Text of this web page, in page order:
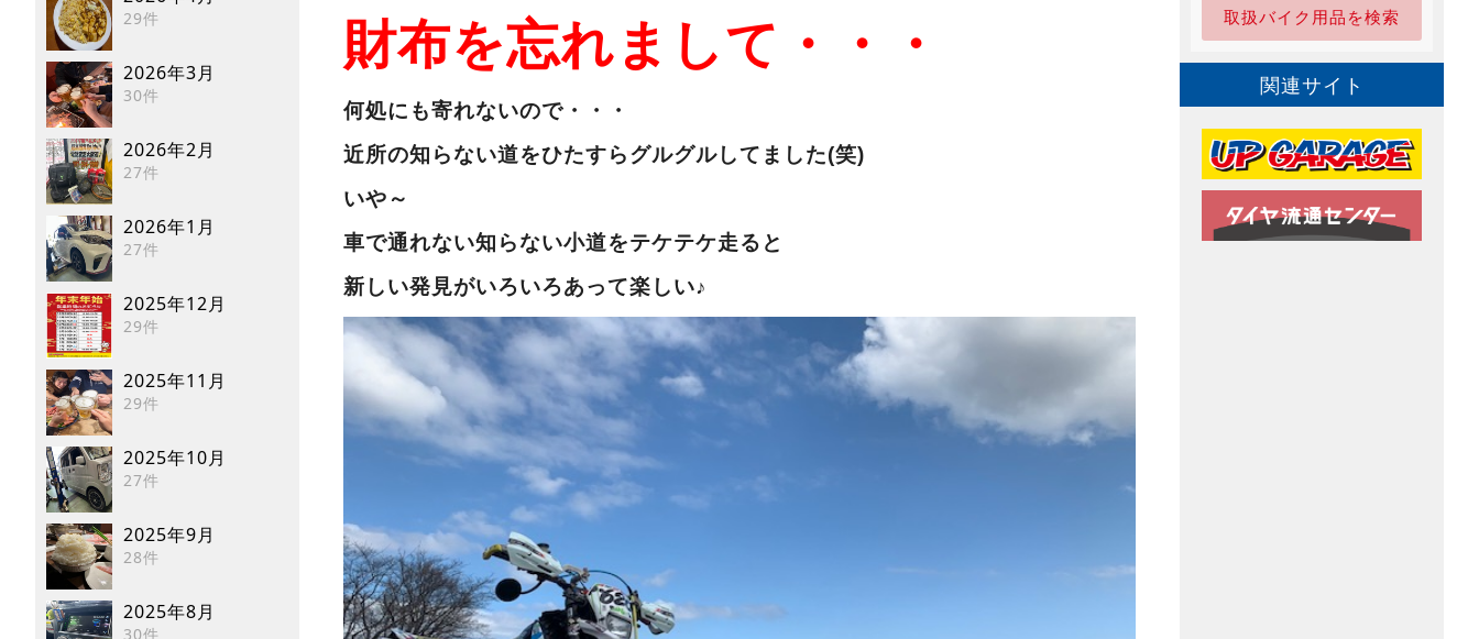
29件
2026年3月
30件
2026年2月
27件
2026年1月
27件
2025年12月
29件
2025年11月
29件
2025年10月
27件
2025年9月
28件
2025年8月
30件
財布を忘れまして・・・
何処にも寄れないので・・・
近所の知らない道をひたすらグルグルしてました(笑)
いや～
車で通れない知らない小道をテケテケ走ると
新しい発見がいろいろあって楽しい♪
取扱バイク用品を検索
関連サイト